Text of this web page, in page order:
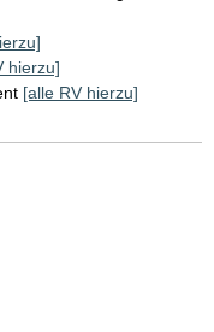
hierzu]
[alle RV hierzu]